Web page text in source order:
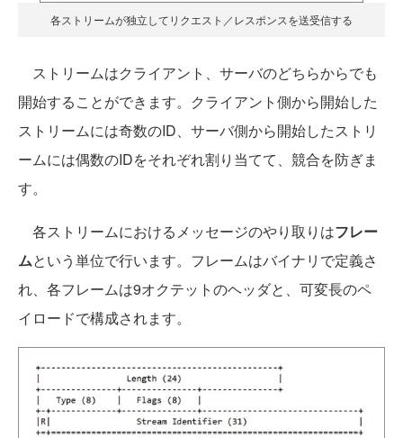
各ストリームが独立してリクエスト／レスポンスを送受信する
ストリームはクライアント、サーバのどちらからでも
開始することができます。クライアント側から開始した
ストリームには奇数のID、サーバ側から開始したストリ
ームには偶数のIDをそれぞれ割り当てて、競合を防ぎま
す。
各ストリームにおけるメッセージのやり取りはフレー
ムという単位で行います。フレームはバイナリで定義さ
れ、各フレームは9オクテットのヘッダと、可変長のペ
イロードで構成されます。